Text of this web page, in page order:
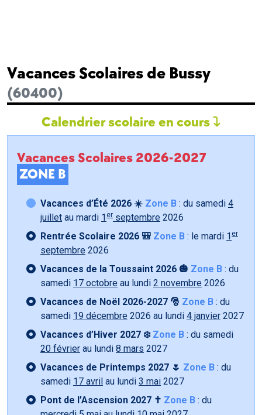
Vacances Scolaires de Bussy
(60400)
Calendrier scolaire en cours
Vacances Scolaires 2026-2027
ZONE B
Vacances d’Été 2026 ☀️ Zone B : du samedi 4
juillet au mardi 1 er septembre 2026
Rentrée Scolaire 2026 🎒 Zone B : le mardi 1 er
septembre 2026
Vacances de la Toussaint 2026 🎃 Zone B : du
samedi 17 octobre au lundi 2 novembre 2026
Vacances de Noël 2026-2027 🎅 Zone B : du
samedi 19 décembre 2026 au lundi 4 janvier 2027
Vacances d’Hiver 2027 ❄️ Zone B : du samedi
20 février au lundi 8 mars 2027
Vacances de Printemps 2027 🌷 Zone B : du
samedi 17 avril au lundi 3 mai 2027
Pont de l’Ascension 2027 ✝️ Zone B : du